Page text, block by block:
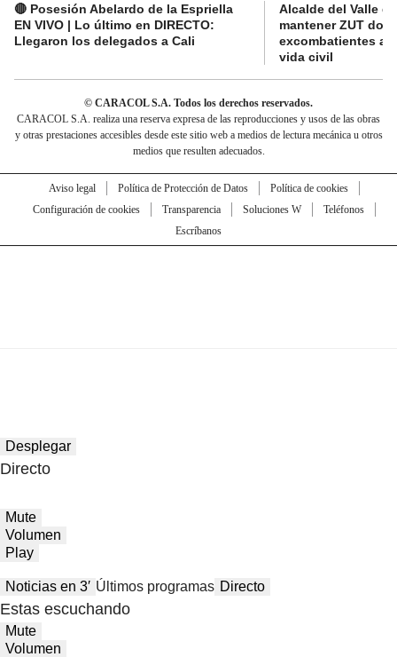
🔴 Posesión Abelardo de la Espriella
EN VIVO | Lo último en DIRECTO:
Llegaron los delegados a Cali
Alcalde del Valle
mantener ZUT
excombatientes
vida civil
© CARACOL S.A. Todos los derechos reservados.
CARACOL S.A. realiza una reserva expresa de las reproducciones y usos de las obras
y otras prestaciones accesibles desde este sitio web a medios de lectura mecánica u otros
medios que resulten adecuados.
Aviso legal Política de Protección de Datos
Política de cookies
Configuración de cookies
Transparencia Soluciones W
Teléfonos
Escríbanos
Desplegar
Directo
Mute
Volumen
Play
Noticias en 3′ Últimos programas Directo
Estas escuchando
Mute
Volumen